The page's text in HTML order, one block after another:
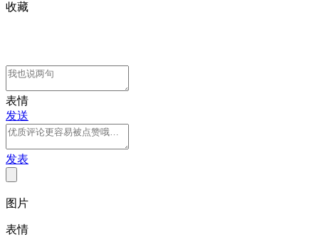
收藏
表情
发送
发表
图片
表情